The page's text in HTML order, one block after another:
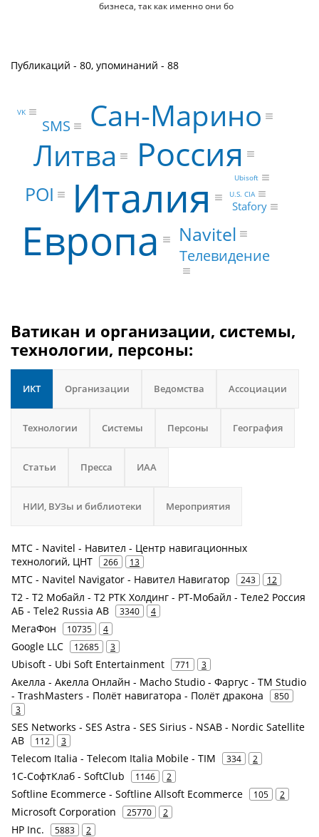
бизнеса, так как именно они бо
Публикаций - 80, упоминаний - 88
Италия
Европа
Россия
Сан-Марино
Литва
Navitel
POI
Телевидение
SMS
Stafory
U.S. CIA
Ubisoft
VK
Ватикан и организации, системы,
технологии, персоны:
ИКТ Организации Ведомства Ассоциации
Технологии Системы Персоны География
Статьи Пресса ИАА
НИИ, ВУЗы и библиотеки Мероприятия
МТС - Navitel - Навител - Центр навигационных
технологий, ЦНТ
266 13
МТС - Navitel Navigator - Навител Навигатор 243 12
Т2 - Т2 Мобайл - Т2 РТК Холдинг - РТ-Мобайл - Теле2 Россия
АБ - Tele2 Russia AB
3340 4
МегаФон 10735 4
Google LLC 12685 3
Ubisoft - Ubi Soft Entertainment 771 3
Акелла - Акелла Онлайн - Macho Studio - Фаргус - TM Studio
- TrashMasters - Полёт навигатора - Полёт дракона
850
3
SES Networks - SES Astra - SES Sirius - NSAB - Nordic Satellite
AB
112 3
Telecom Italia - Telecom Italia Mobile - TIM 334 2
1С-СофтКлаб - SoftClub 1146 2
Softline Ecommerce - Softline Allsoft Ecommerce 105 2
Microsoft Corporation 25770 2
HP Inc. 5883 2